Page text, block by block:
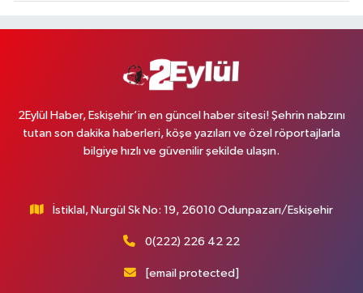
2Eylül Haber, Eskişehir’in en güncel haber sitesi! Şehrin nabzını
tutan son dakika haberleri, köşe yazıları ve özel röportajlarla
bilgiye hızlı ve güvenilir şekilde ulaşın.
İstiklal, Nurgül Sk No: 19, 26010 Odunpazarı/Eskişehir
0(222) 226 42 22
[email protected]